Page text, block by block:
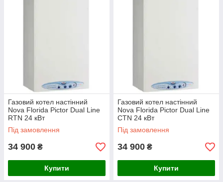
Газовий котел настінний
Nova Florida Pictor Dual Line
RTN 24 кВт
Під замовлення
34 900 ₴
Купити
Газовий котел настінний
Nova Florida Pictor Dual Line
CTN 24 кВт
Під замовлення
34 900 ₴
Купити